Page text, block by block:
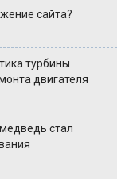
сайта?
турбины
двигателя
стал